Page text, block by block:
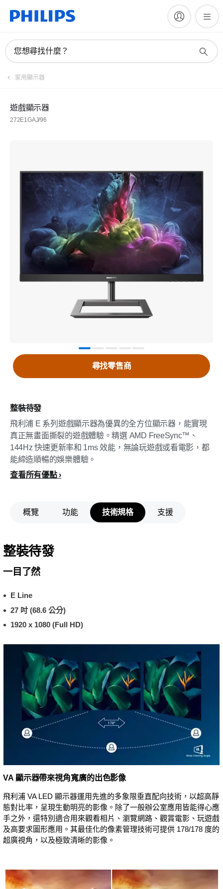
您想尋找什麼？
家用顯示器
遊戲顯示器
272E1GAJ/96
整裝待發
飛利浦 E 系列遊戲顯示器為優異的全方位顯示器，能實現
真正無畫面撕裂的遊戲體驗。精選 AMD FreeSync™、
144Hz 快速更新率和 1ms 效能，無論玩遊戲或看電影，都
能締造順暢的娛樂體驗。
查看所有優點
尋找零售商
概覽 功能 技術規格 支援
整裝待發
一目了然
E Line
27 吋 (68.6 公分)
1920 x 1080 (Full HD)
VA 顯示器帶來視角寬廣的出色影像
飛利浦 VA LED 顯示器運用先進的多象限垂直配向技術，以超高靜
態對比率，呈現生動明亮的影像。除了一般辦公室應用皆能得心應
手之外，還特別適合用來觀看相片、瀏覽網路、觀賞電影、玩遊戲
及高要求圖形應用。其最佳化的像素管理技術可提供 178/178 度的
超廣視角，以及極致清晰的影像。